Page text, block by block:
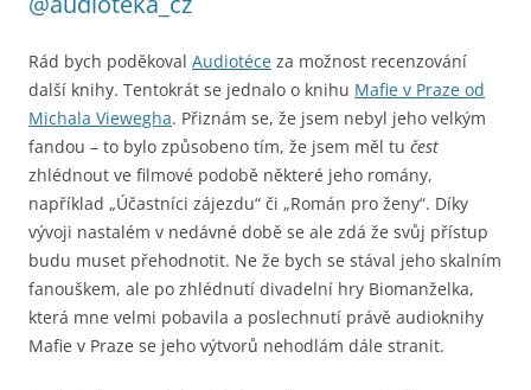
Rád bych poděkoval Audiotéce za možnost recenzování
další knihy. Tentokrát se jednalo o knihu Mafie v Praze od
Michala Viewegha. Přiznám se, že jsem nebyl jeho velkým
fandou – to bylo způsobeno tím, že jsem měl tu čest
zhlédnout ve filmové podobě některé jeho romány,
například „Účastníci zájezdu“ či „Román pro ženy“. Díky
vývoji nastalém v nedávné době se ale zdá že svůj přístup
budu muset přehodnotit. Ne že bych se stával jeho skalním
fanouškem, ale po zhlédnutí divadelní hry Biomanželka,
která mne velmi pobavila a poslechnutí právě audioknihy
Mafie v Praze se jeho výtvorů nehodlám dále stranit.